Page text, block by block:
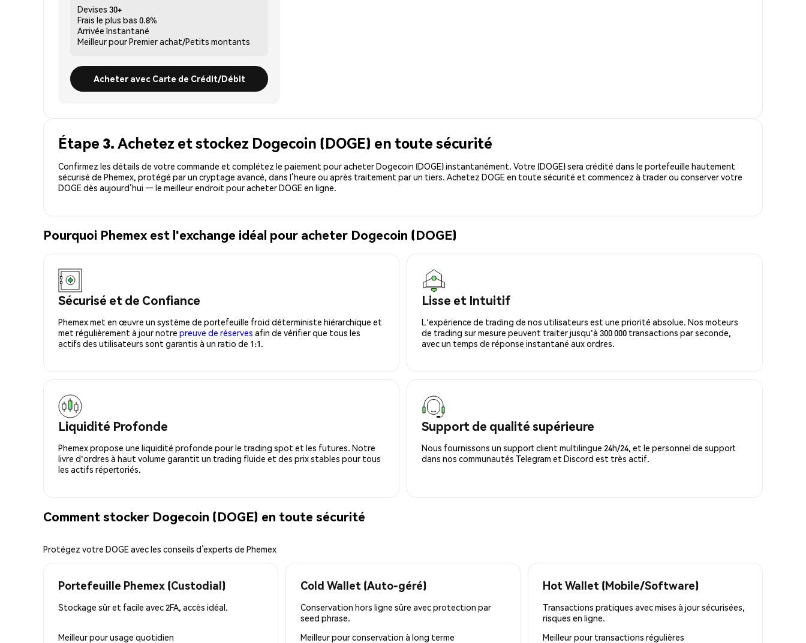
Devises 30+
Frais le plus bas 0.8%
Arrivée Instantané
Meilleur pourPremier achat/Petits montants
Acheter avec Carte de Crédit/Débit
Étape 3. Achetez et stockez Dogecoin (DOGE) en toute sécurité
Confirmez les détails de votre commande et complétez le paiement pour acheter Dogecoin (DOGE) instantanément. Votre (DOGE) sera crédité dans le portefeuille hautement
sécurisé de Phemex, protégé par un cryptage avancé, dans l’heure ou après traitement par un tiers. Achetez DOGE en toute sécurité et commencez à trader ou conserver votre
DOGE dès aujourd’hui — le meilleur endroit pour acheter DOGE en ligne.
Pourquoi Phemex est l'exchange idéal pour acheter Dogecoin (DOGE)
Sécurisé et de Confiance
Phemex met en œuvre un système de portefeuille froid déterministe hiérarchique et
met régulièrement à jour notre preuve de réserves afin de vérifier que tous les
actifs des utilisateurs sont garantis à un ratio de 1:1.
Lisse et Intuitif
L'expérience de trading de nos utilisateurs est une priorité absolue. Nos moteurs
de trading sur mesure peuvent traiter jusqu'à 300 000 transactions par seconde,
avec un temps de réponse instantané aux ordres.
Liquidité Profonde
Phemex propose une liquidité profonde pour le trading spot et les futures. Notre
livre d'ordres à haut volume garantit un trading fluide et des prix stables pour tous
les actifs répertoriés.
Support de qualité supérieure
Nous fournissons un support client multilingue 24h/24, et le personnel de support
dans nos communautés Telegram et Discord est très actif.
Comment stocker Dogecoin (DOGE) en toute sécurité
Protégez votre DOGE avec les conseils d’experts de Phemex
Portefeuille Phemex (Custodial)
Stockage sûr et facile avec 2FA, accès idéal.
Meilleur pourusage quotidien
Cold Wallet (Auto-géré)
Conservation hors ligne sûre avec protection par
seed phrase.
Meilleur pourconservation à long terme
Hot Wallet (Mobile/Software)
Transactions pratiques avec mises à jour sécurisées,
risques en ligne.
Meilleur pour transactions régulières